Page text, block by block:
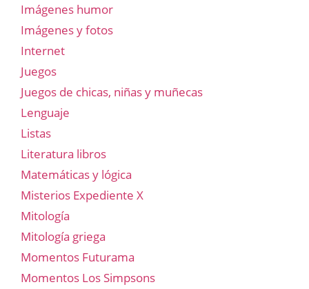
Imágenes humor
Imágenes y fotos
Internet
Juegos
Juegos de chicas, niñas y muñecas
Lenguaje
Listas
Literatura libros
Matemáticas y lógica
Misterios Expediente X
Mitología
Mitología griega
Momentos Futurama
Momentos Los Simpsons